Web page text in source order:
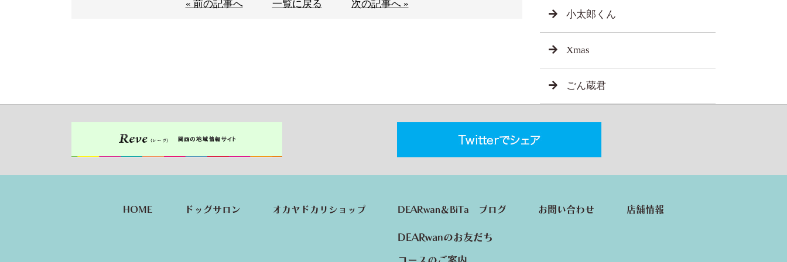
« 前の記事へ 一覧に戻る
次の記事へ »
小太郎くん
Xmas
ごん蔵君
HOME ドッグサロン オカヤドカリショップ DEARwan＆BiTa ブログ
DEARwanのお友だち
お問い合わせ 店舗情報